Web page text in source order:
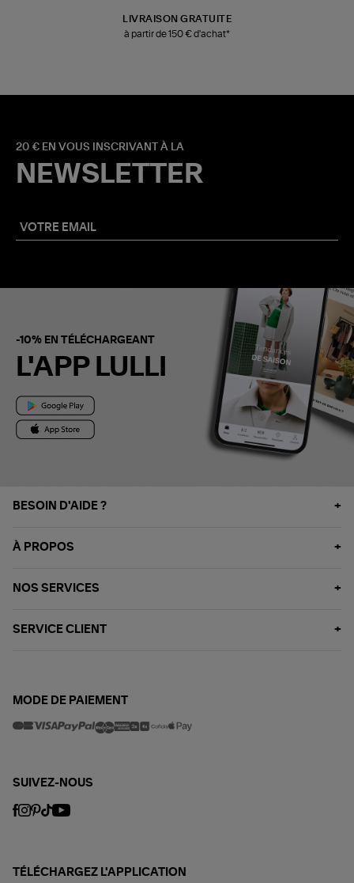
LIVRAISON GRATUITE
à partir de 150 € d'achat*
20 € EN VOUS INSCRIVANT À LA
NEWSLETTER
-10% EN TÉLÉCHARGEANT
L'APP LULLI
BESOIN D'AIDE ?
À PROPOS
NOS SERVICES
SERVICE CLIENT
MODE DE PAIEMENT
SUIVEZ-NOUS
TÉLÉCHARGEZ L'APPLICATION